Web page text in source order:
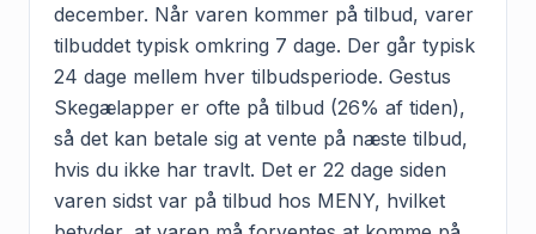
december. Når varen kommer på tilbud, varer
tilbuddet typisk omkring 7 dage. Der går typisk
24 dage mellem hver tilbudsperiode. Gestus
Skegælapper er ofte på tilbud (26% af tiden),
så det kan betale sig at vente på næste tilbud,
hvis du ikke har travlt. Det er 22 dage siden
varen sidst var på tilbud hos MENY, hvilket